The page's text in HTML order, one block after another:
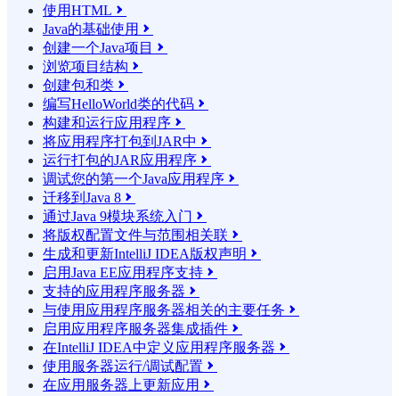
使用HTML 
Java的基础使用 
创建一个Java项目 
浏览项目结构 
创建包和类 
编写HelloWorld类的代码 
构建和运行应用程序 
将应用程序打包到JAR中 
运行打包的JAR应用程序 
调试您的第一个Java应用程序 
迁移到Java 8 
通过Java 9模块系统入门 
将版权配置文件与范围相关联 
生成和更新IntelliJ IDEA版权声明 
启用Java EE应用程序支持 
支持的应用程序服务器 
与使用应用程序服务器相关的主要任务 
启用应用程序服务器集成插件 
在IntelliJ IDEA中定义应用程序服务器 
使用服务器运行/调试配置 
在应用服务器上更新应用 